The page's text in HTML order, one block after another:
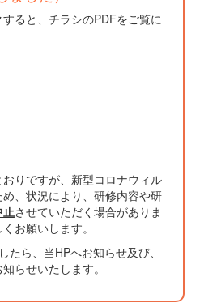
ると、チラシのPDFをご覧に
りですが、 新型コロナウィル
め、状況により、研修内容や研
止させていただく場合がありま
お願いします。
たら、当HPへお知らせ及び、
らせいたします。